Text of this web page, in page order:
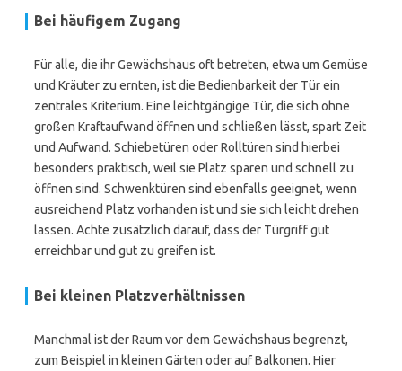
Bei häufigem Zugang
Für alle, die ihr Gewächshaus oft betreten, etwa um Gemüse
und Kräuter zu ernten, ist die Bedienbarkeit der Tür ein
zentrales Kriterium. Eine leichtgängige Tür, die sich ohne
großen Kraftaufwand öffnen und schließen lässt, spart Zeit
und Aufwand. Schiebetüren oder Rolltüren sind hierbei
besonders praktisch, weil sie Platz sparen und schnell zu
öffnen sind. Schwenktüren sind ebenfalls geeignet, wenn
ausreichend Platz vorhanden ist und sie sich leicht drehen
lassen. Achte zusätzlich darauf, dass der Türgriff gut
erreichbar und gut zu greifen ist.
Bei kleinen Platzverhältnissen
Manchmal ist der Raum vor dem Gewächshaus begrenzt,
zum Beispiel in kleinen Gärten oder auf Balkonen. Hier